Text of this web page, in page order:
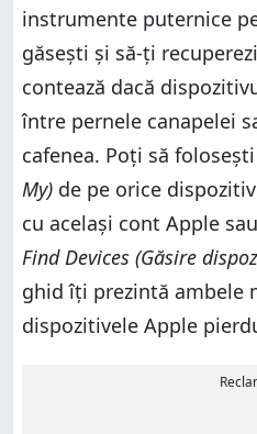
instrumente puternice
găsești și să-ți
contează dacă
între pernele canapelei
cafenea. Poți să
My) de pe orice
cu același cont Apple
Find Devices (Găsire
ghid îți prezintă ambele
dispozitivele Apple